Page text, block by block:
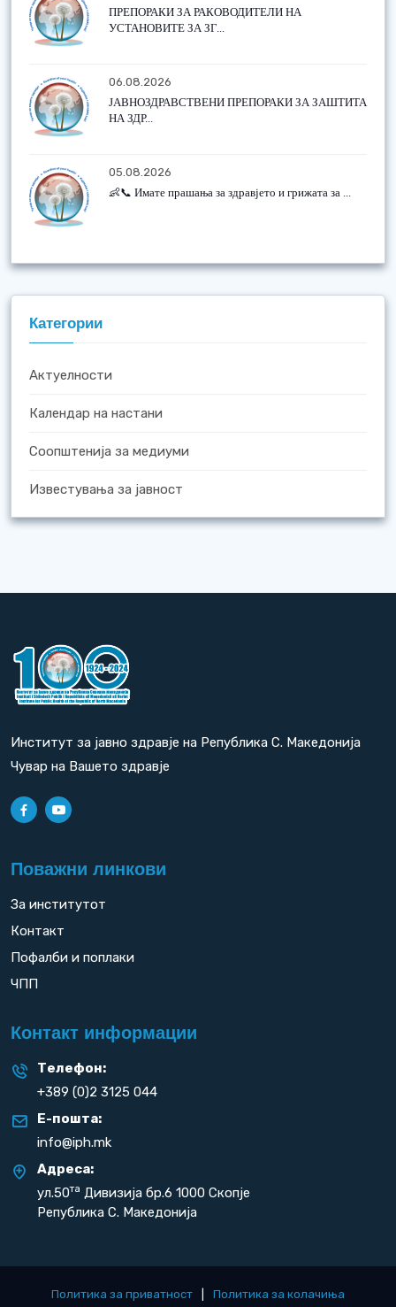
ПРЕПОРАКИ ЗА РАКОВОДИТЕЛИ НА
УСТАНОВИТЕ ЗА ЗГ...
06.08.2026
ЈАВНОЗДРАВСТВЕНИ ПРЕПОРАКИ ЗА ЗАШТИТА
НА ЗДР...
05.08.2026
👶📞 Имате прашања за здравјето и грижата за ...
Категории
Актуелности
Календар на настани
Соопштенија за медиуми
Известувања за јавност
Институт за јавно здравје на Република С. Македонија
Чувар на Вашето здравје
Поважни линкови
За институтот
Контакт
Пофалби и поплаки
ЧПП
Контакт информации
Телефон:
+389 (0)2 3125 044
Е-пошта:
info@iph.mk
Адреса:
ул.50та Дивизија бр.6 1000 Скопје
Република С. Македонија
Политика за приватност Политика за колачиња